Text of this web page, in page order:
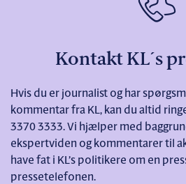
Kontakt KL´s
Hvis du er journalist og har
kommentar fra KL, kan du altid
3370 3333. Vi hjælper med
ekspertviden og kommentarer til
have fat i KL’s politikere om en
pressetelefonen.